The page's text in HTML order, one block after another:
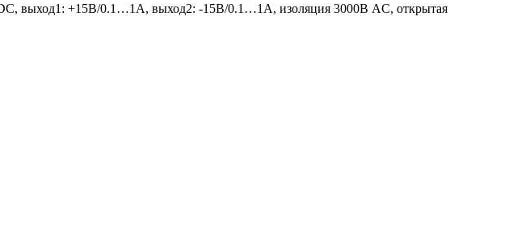
выход1: +15В/0.1…1A, выход2: -15В/0.1…1A, изоляция 3000В AC, открытая